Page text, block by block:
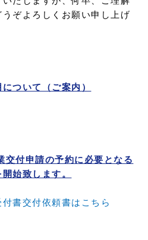
ぞよろしくお願い申し上げ
ついて（ご案内）
交付申請の予約に必要となる
始致します。
書交付依頼書はこちら